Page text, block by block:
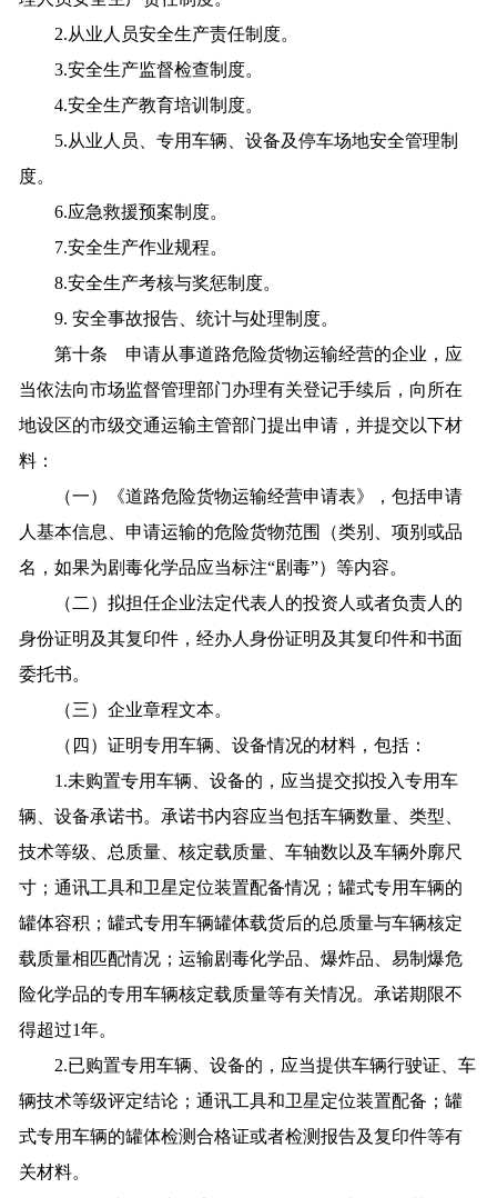
2.从业人员安全生产责任制度。
3.安全生产监督检查制度。
4.安全生产教育培训制度。
5.从业人员、专用车辆、设备及停车场地安全管理制
度。
6.应急救援预案制度。
7.安全生产作业规程。
8.安全生产考核与奖惩制度。
9. 安全事故报告、统计与处理制度。
第十条 申请从事道路危险货物运输经营的企业，应
当依法向市场监督管理部门办理有关登记手续后，向所在
地设区的市级交通运输主管部门提出申请，并提交以下材
料：
（一）《道路危险货物运输经营申请表》，包括申请
人基本信息、申请运输的危险货物范围（类别、项别或品
名，如果为剧毒化学品应当标注“剧毒”）等内容。
（二）拟担任企业法定代表人的投资人或者负责人的
身份证明及其复印件，经办人身份证明及其复印件和书面
委托书。
（三）企业章程文本。
（四）证明专用车辆、设备情况的材料，包括：
1.未购置专用车辆、设备的，应当提交拟投入专用车
辆、设备承诺书。承诺书内容应当包括车辆数量、类型、
技术等级、总质量、核定载质量、车轴数以及车辆外廓尺
寸；通讯工具和卫星定位装置配备情况；罐式专用车辆的
罐体容积；罐式专用车辆罐体载货后的总质量与车辆核定
载质量相匹配情况；运输剧毒化学品、爆炸品、易制爆危
险化学品的专用车辆核定载质量等有关情况。承诺期限不
得超过1年。
2.已购置专用车辆、设备的，应当提供车辆行驶证、车
辆技术等级评定结论；通讯工具和卫星定位装置配备；罐
式专用车辆的罐体检测合格证或者检测报告及复印件等有
关材料。